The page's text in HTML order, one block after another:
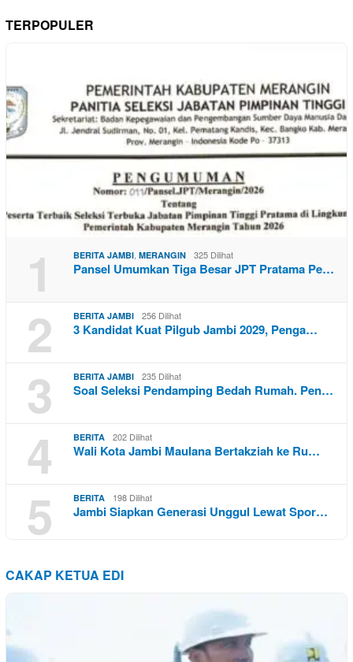
TERPOPULER
1 BERITA JAMBI, MERANGIN 325 Dilihat
Pansel Umumkan Tiga Besar JPT Pratama Pe…
2 BERITA JAMBI 256 Dilihat
3 Kandidat Kuat Pilgub Jambi 2029, Penga…
3 BERITA JAMBI 235 Dilihat
Soal Seleksi Pendamping Bedah Rumah. Pen…
4 BERITA 202 Dilihat
Wali Kota Jambi Maulana Bertakziah ke Ru…
5 BERITA 198 Dilihat
Jambi Siapkan Generasi Unggul Lewat Spor…
CAKAP KETUA EDI